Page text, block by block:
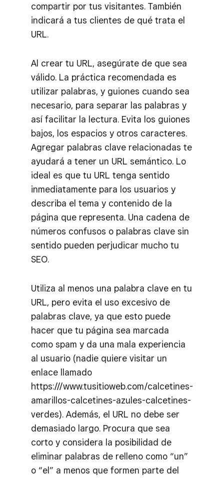
compartir por tus visitantes. También
indicará a tus clientes de qué trata el
URL.
Al crear tu URL, asegúrate de que sea
válido. La práctica recomendada es
utilizar palabras, y guiones cuando sea
necesario, para separar las palabras y
así facilitar la lectura. Evita los guiones
bajos, los espacios y otros caracteres.
Agregar palabras clave relacionadas te
ayudará a tener un URL semántico. Lo
ideal es que tu URL tenga sentido
inmediatamente para los usuarios y
describa el tema y contenido de la
página que representa. Una cadena de
números confusos o palabras clave sin
sentido pueden perjudicar mucho tu
SEO.
Utiliza al menos una palabra clave en tu
URL, pero evita el uso excesivo de
palabras clave, ya que esto puede
hacer que tu página sea marcada
como spam y da una mala experiencia
al usuario (nadie quiere visitar un
enlace llamado
https:///www.tusitioweb.com/calcetines-
amarillos-calcetines-azules-calcetines-
verdes). Además, el URL no debe ser
demasiado largo. Procura que sea
corto y considera la posibilidad de
eliminar palabras de relleno como “un”
o “el” a menos que formen parte del